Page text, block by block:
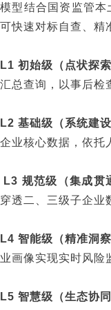
模型结合国资监管
可快速对标自查、精
L1 初始级（点状探
汇总查询，以事后检
L2 基础级（系统建
企业核心数据，依托
L3 规范级（集成贯
穿透二、三级子企业
L4 智能级（精准洞察
业画像实现实时风险
L5 智慧级（生态协同